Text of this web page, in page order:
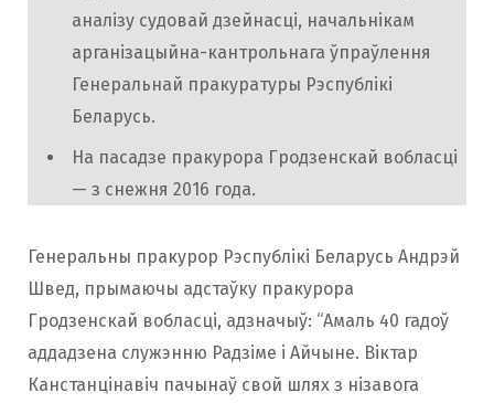
аналізу судовай дзейнасці, начальнікам
арганізацыйна-кантрольнага ўпраўлення
Генеральнай пракуратуры Рэспублікі
Беларусь.
На пасадзе пракурора Гродзенскай вобласці
— з снежня 2016 года.
Генеральны пракурор Рэспублікі Беларусь Андрэй
Швед, прымаючы адстаўку пракурора
Гродзенскай вобласці, адзначыў: “Амаль 40 гадоў
аддадзена служэнню Радзіме і Айчыне. Віктар
Канстанцінавіч пачынаў свой шлях з нізавога